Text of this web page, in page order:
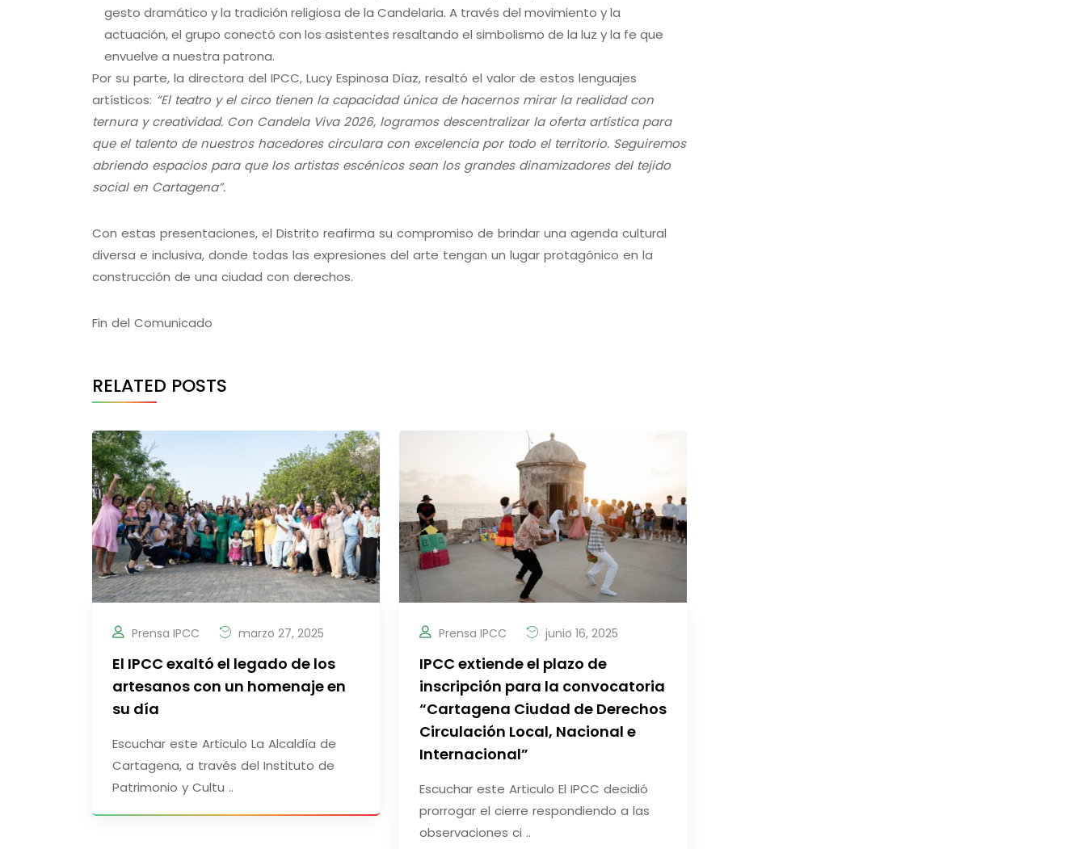
gesto dramático y la tradición religiosa de la Candelaria. A través del movimiento y la
actuación, el grupo conectó con los asistentes resaltando el simbolismo de la luz y la fe que
envuelve a nuestra patrona.
Por su parte, la directora del IPCC, Lucy Espinosa Díaz, resaltó el valor de estos lenguajes
artísticos: “El teatro y el circo tienen la capacidad única de hacernos mirar la realidad con
ternura y creatividad. Con Candela Viva 2026, logramos descentralizar la oferta artística para
que el talento de nuestros hacedores circulara con excelencia por todo el territorio. Seguiremos
abriendo espacios para que los artistas escénicos sean los grandes dinamizadores del tejido
social en Cartagena”.
Con estas presentaciones, el Distrito reafirma su compromiso de brindar una agenda cultural
diversa e inclusiva, donde todas las expresiones del arte tengan un lugar protagónico en la
construcción de una ciudad con derechos.
Fin del Comunicado
RELATED POSTS
Prensa IPCC marzo 27, 2025
El IPCC exaltó el legado de los
artesanos con un homenaje en
su día
Escuchar este Articulo La Alcaldía de
Cartagena, a través del Instituto de
Patrimonio y Cultu ..
Prensa IPCC junio 16, 2025
IPCC extiende el plazo de
inscripción para la convocatoria
“Cartagena Ciudad de Derechos
Circulación Local, Nacional e
Internacional”
Escuchar este Articulo El IPCC decidió
prorrogar el cierre respondiendo a las
observaciones ci ..